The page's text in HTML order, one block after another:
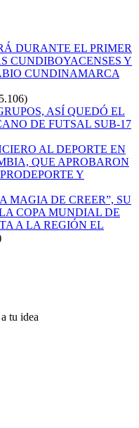
DURANTE EL PRIMER
CUNDIBOYACENSES Y
CUNDINAMARCA
ASÍ QUEDÓ EL
DE FUTSAL SUB-17
AL DEPORTE EN
QUE APROBARON
Y
MAGIA DE CREER”, SU
COPA MUNDIAL DE
A LA REGIÓN EL
tu idea